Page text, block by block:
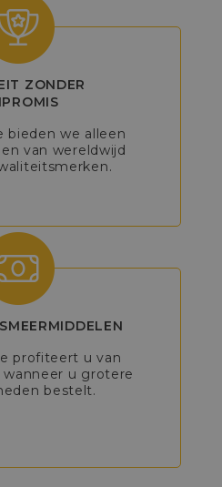
ZONDER
bieden we alleen
van wereldwijd
profiteert u van
wanneer u grotere
bestelt.